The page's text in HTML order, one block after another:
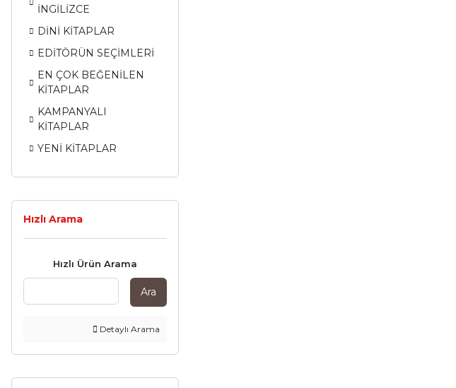
İNGİLİZCE
DİNİ KİTAPLAR
EDİTÖRÜN SEÇİMLERİ
EN ÇOK BEĞENİLEN
KİTAPLAR
KAMPANYALI
KİTAPLAR
YENİ KİTAPLAR
Hızlı Arama
Hızlı Ürün Arama
Ara
Detaylı Arama